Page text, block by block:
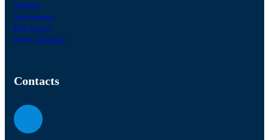
Adhérer
Nos bureaux
Hub export
Notre catalogue
Contacts